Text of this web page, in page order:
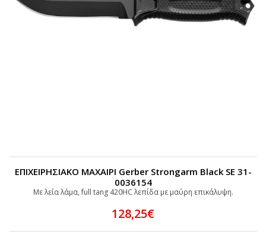
ΕΠΙΧΕΙΡΗΣΙΑΚΟ ΜΑΧΑΙΡΙ Gerber Strongarm Black SE 31-
0036154
Με λεία λάμα, full tang 420HC λεπίδα με μαύρη επικάλυψη.
128,25€